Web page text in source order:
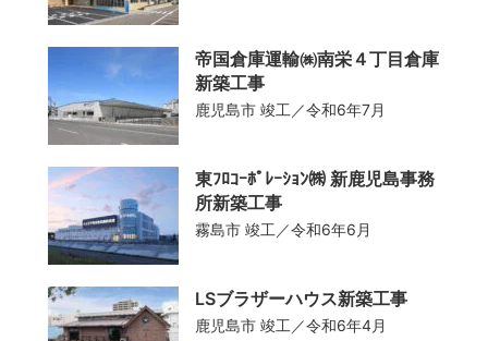
その他
帝国倉庫運輸㈱南栄４丁目倉庫
新築工事
鹿児島市 竣工／令和6年7月
東ﾌﾛｺｰﾎﾟﾚｰｼｮﾝ㈱ 新鹿児島事務
所新築工事
霧島市 竣工／令和6年6月
LSブラザーハウス新築工事
鹿児島市 竣工／令和6年4月